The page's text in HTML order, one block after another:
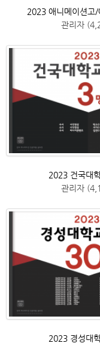
2023 애니메이션고
관리자
2023 건국대
관리자
2023 경성대